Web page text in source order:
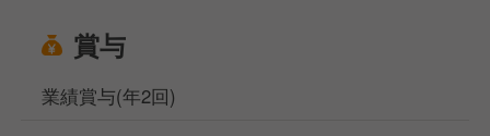
賞与
業績賞与(年2回)